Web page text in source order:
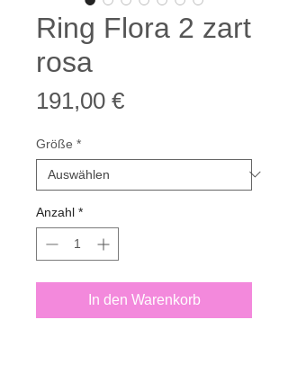
Ring Flora 2 zart
rosa
191,00 €Preis
Größe *
Anzahl *
In den Warenkorb